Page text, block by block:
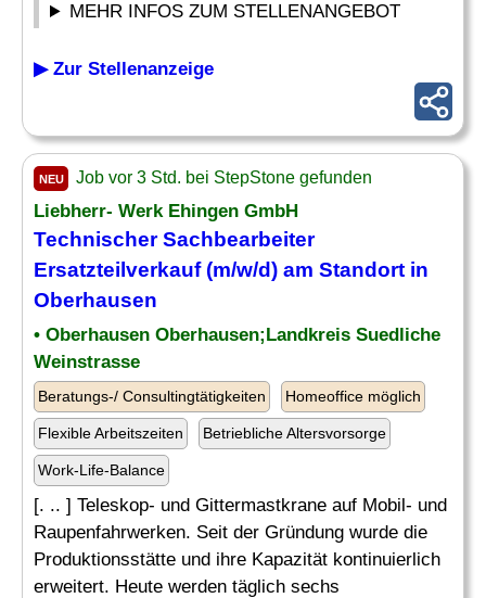
MEHR INFOS ZUM STELLENANGEBOT
▶ Zur Stellenanzeige
NEU Job vor 3 Std. bei StepStone gefunden
Liebherr- Werk Ehingen GmbH
Technischer Sachbearbeiter
Ersatzteilverkauf (m/w/d) am Standort in
Oberhausen
• Oberhausen Oberhausen;Landkreis Suedliche
Weinstrasse
Beratungs-/ Consultingtätigkeiten Homeoffice möglich
Flexible Arbeitszeiten Betriebliche Altersvorsorge
Work-Life-Balance
[. .. ] Teleskop- und Gittermastkrane auf Mobil- und
Raupenfahrwerken. Seit der Gründung wurde die
Produktionsstätte und ihre Kapazität kontinuierlich
erweitert. Heute werden täglich sechs